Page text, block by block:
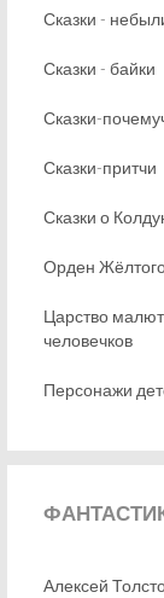
Сказки -
Сказки - байки
Сказки-
Сказки-притчи
Сказки о
Орден
Царство
человечков
Персонажи
Алексей